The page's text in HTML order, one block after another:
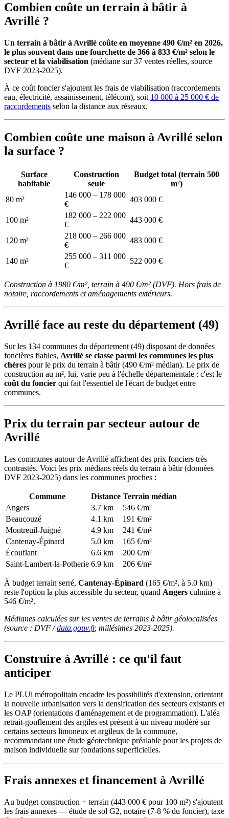
Combien coûte un terrain à bâtir à
Avrillé ?
Un terrain à bâtir à Avrillé coûte en moyenne 490 €/m² en 2026,
le plus souvent dans une fourchette de 366 à 833 €/m² selon le
secteur et la viabilisation (médiane sur 37 ventes réelles, source
DVF 2023-2025).
À ce coût foncier s'ajoutent les frais de viabilisation (raccordements
eau, électricité, assainissement, télécom), soit 10 000 à 25 000 € de
raccordements selon la distance aux réseaux.
Combien coûte une maison à Avrillé selon
la surface ?
Surface
habitable
Construction
seule
Budget total (terrain 500
m²)
80 m²
146 000 – 178 000
€
403 000 €
100 m²
182 000 – 222 000
€
443 000 €
120 m²
218 000 – 266 000
€
483 000 €
140 m²
255 000 – 311 000
€
522 000 €
Construction à 1980 €/m², terrain à 490 €/m² (DVF). Hors frais de
notaire, raccordements et aménagements extérieurs.
Avrillé face au reste du département (49)
Sur les 134 communes du département (49) disposant de données
foncières fiables, Avrillé se classe parmi les communes les plus
chères pour le prix du terrain à bâtir (490 €/m² médian). Le prix de
construction au m², lui, varie peu à l'échelle départementale : c'est le
coût du foncier qui fait l'essentiel de l'écart de budget entre
communes.
Prix du terrain par secteur autour de
Avrillé
Les communes autour de Avrillé affichent des prix fonciers très
contrastés. Voici les prix médians réels du terrain à bâtir (données
DVF 2023-2025) dans les communes proches :
Commune Distance Terrain médian
Angers
3.7 km
546 €/m²
Beaucouzé
4.1 km
191 €/m²
Montreuil-Juigné
4.9 km
241 €/m²
Cantenay-Épinard
5.0 km
165 €/m²
Écouflant
6.6 km
200 €/m²
Saint-Lambert-la-Potherie 6.9 km 206 €/m²
À budget terrain serré, Cantenay-Épinard (165 €/m², à 5.0 km)
reste l'option la plus accessible du secteur, quand Angers culmine à
546 €/m².
Médianes calculées sur les ventes de terrains à bâtir géolocalisées
(source : DVF /data.gouv.fr, millésimes 2023-2025).
Construire à Avrillé : ce qu'il faut
anticiper
Le PLUi métropolitain encadre les possibilités d'extension, orientant
la nouvelle urbanisation vers la densification des secteurs existants et
les OAP (orientations d'aménagement et de programmation). L'aléa
retrait-gonflement des argiles est présent à un niveau modéré sur
certains secteurs limoneux et argileux de la commune,
recommandant une étude géotechnique préalable pour les projets de
maison individuelle sur fondations superficielles.
Frais annexes et financement à Avrillé
Au budget construction + terrain (443 000 € pour 100 m²) s'ajoutent
les frais annexes — étude de sol G2, notaire (7-8 % du foncier), taxe